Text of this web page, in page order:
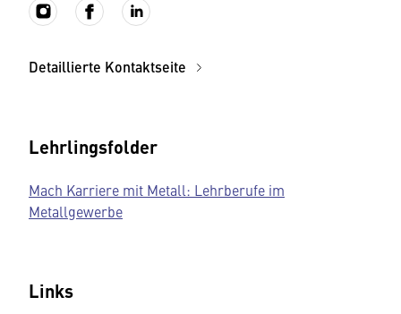
Detaillierte Kontaktseite
Lehrlingsfolder
Mach Karriere mit Metall: Lehrberufe im
Metallgewerbe
Links